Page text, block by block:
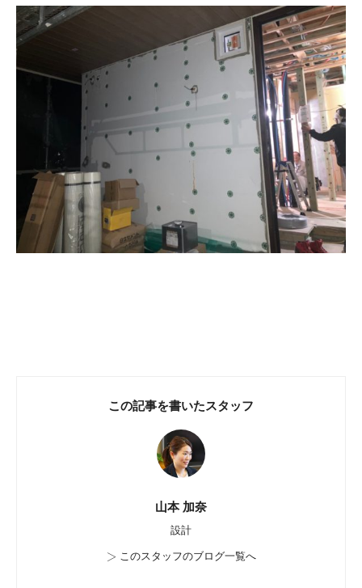
この記事を書いたスタッフ
山本 加奈
設計
> このスタッフのブログ一覧へ